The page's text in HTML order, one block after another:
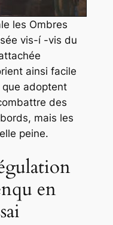
les Ombres
vis-í -vis du
ainsi facile
adoptent
des
mais les
peine.
en